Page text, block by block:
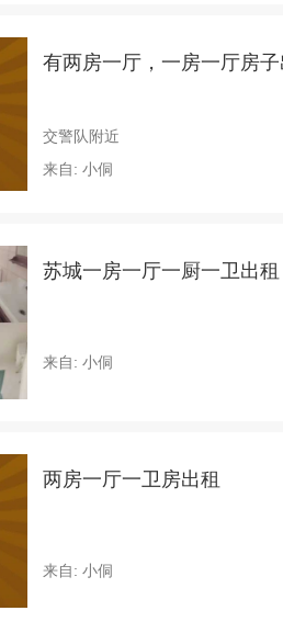
有两房一厅，一房一厅房
交警队附近
来自: 小侗
苏城一房一厅一厨一卫出租
来自: 小侗
两房一厅一卫房出租
来自: 小侗